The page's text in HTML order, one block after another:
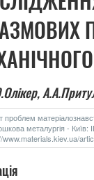
проблем
металургія -
www.materials.kiev.ua/